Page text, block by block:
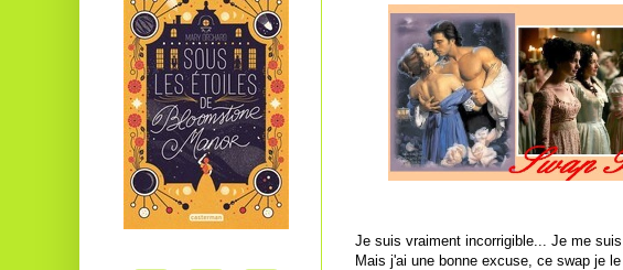
Je suis vraiment incorrigible... Je me
Mais j'ai une bonne excuse, ce swap je